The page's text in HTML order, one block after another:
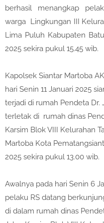
berhasil menangkap
warga Lingkungan III
Lima Puluh Kabupaten
2025 sekira pukul 15.45 wib.
Kapolsek Siantar Martoba
hari Senin 11 Januari 2025
terjadi di rumah Pendeta Dr.
terletak di rumah dinas
Karsim Blok VIII Kelurahan
Martoba Kota
2025 sekira pukul 13.00 wib.
Awalnya pada hari Senin 6
pelaku RS datang
di dalam rumah dinas